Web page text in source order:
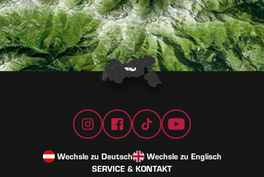
Wechsle zu Deutsch
Wechsle zu Englisch
SERVICE & KONTAKT